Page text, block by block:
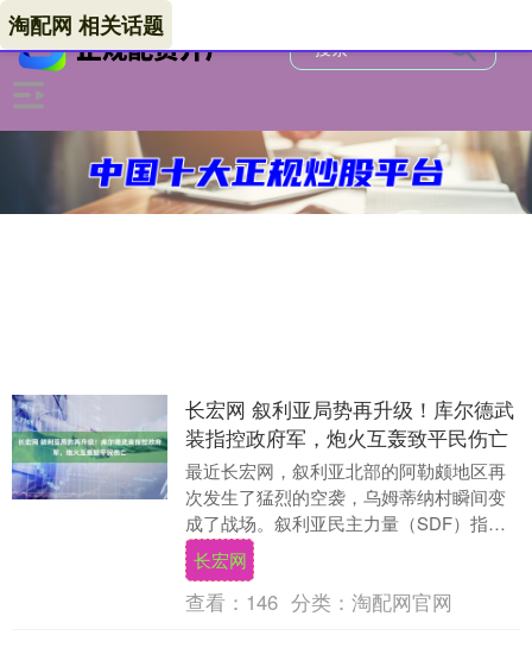
淘配网 相关话题
长宏网 叙利亚局势再升级！库尔德武
装指控政府军，炮火互轰致平民伤亡
最近长宏网，叙利亚北部的阿勒颇地区再
次发生了猛烈的空袭，乌姆蒂纳村瞬间变
成了战场。叙利亚民主力量（SDF）指挥
部发布的消息称，七名平民在这次袭击中
丧生，其中包括....
长宏网
查看： 146 分类： 淘配网官网